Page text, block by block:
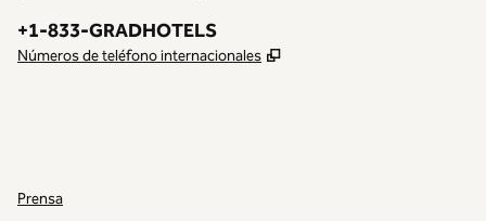
Teléfono:
+1-833-GRADHOTELS
Números de teléfono internacionales ,
Prensa